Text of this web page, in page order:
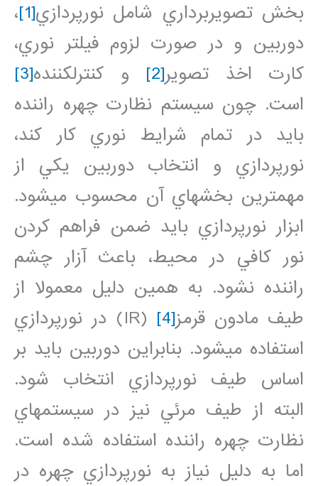
بخش تصويربرداري شامل نورپردازي[1] ،
دوربين و در صورت لزوم فيلتر نوري،
کارت اخذ تصوير[2] و کنترل‏کننده[3]
است. چون سيستم نظارت چهره راننده
بايد در تمام شرايط نوري کار کند،
نورپردازي و انتخاب دوربين يکي از
مهمترين بخش‏هاي آن محسوب مي‏شود.
ابزار نورپردازي بايد ضمن فراهم کردن
نور کافي در محيط، باعث آزار چشم
راننده نشود. به همين دليل معمولا از
طيف مادون قرمز[4]
(IR) در نورپردازي
استفاده مي‏شود. بنابراين دوربين بايد بر
اساس طيف نورپردازي انتخاب شود.
البته از طيف مرئي نيز در سيستم‏هاي
نظارت چهره راننده استفاده شده است.
اما به دليل نياز به نورپردازي چهره در